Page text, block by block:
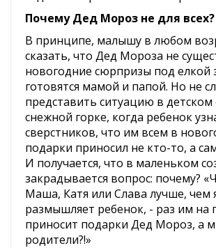
Почему Дед Мороз не для всех?
В принципе, малышу в любом
сказать, что Дед Мороза не
новогодние сюрпризы под елкой
готовятся мамой и папой. Но не
представить ситуацию в детском
снежной горке, когда ребенок
сверстников, что им всем в
подарки приносил не кто-то, а
И получается, что в маленьком
закрадывается вопрос: почему?
Маша, Катя или Слава лучше, чем
размышляет ребенок, - раз им на
приносит подарки Дед Мороз, а
родители?!»